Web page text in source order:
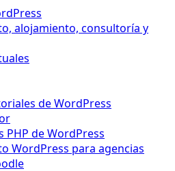
alojamiento, consultoría y
de WordPress
PHP de WordPress
WordPress para agencias